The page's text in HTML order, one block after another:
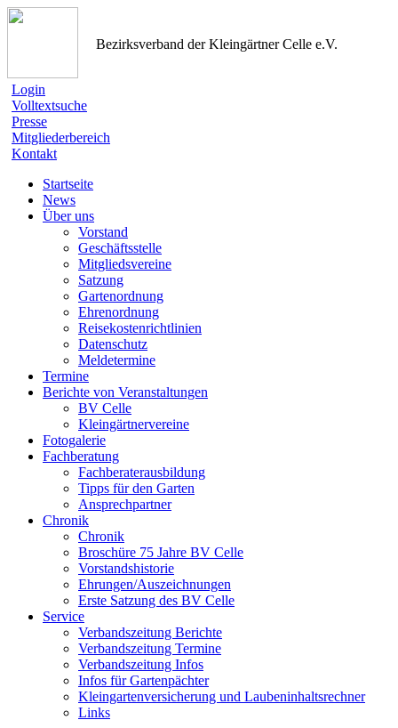
Bezirksverband der Kleingärtner Celle e.V.
Login
Volltextsuche
Presse
Mitgliederbereich
Kontakt
Startseite
News
Über uns
Vorstand
Geschäftsstelle
Mitgliedsvereine
Satzung
Gartenordnung
Ehrenordnung
Reisekostenrichtlinien
Datenschutz
Meldetermine
Termine
Berichte von Veranstaltungen
BV Celle
Kleingärtnervereine
Fotogalerie
Fachberatung
Fachberaterausbildung
Tipps für den Garten
Ansprechpartner
Chronik
Chronik
Broschüre 75 Jahre BV Celle
Vorstandshistorie
Ehrungen/Auszeichnungen
Erste Satzung des BV Celle
Service
Verbandszeitung Berichte
Verbandszeitung Termine
Verbandszeitung Infos
Infos für Gartenpächter
Kleingartenversicherung und Laubeninhaltsrechner
Links